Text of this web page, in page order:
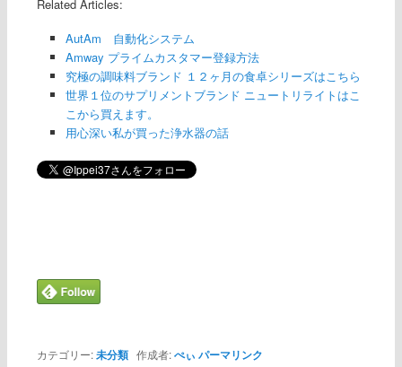
Related Articles:
AutAm 自動化システム
Amway プライムカスタマー登録方法
究極の調味料ブランド １２ヶ月の食卓シリーズはこちら
世界１位のサプリメントブランド ニュートリライトはこ
こから買えます。
用心深い私が買った浄水器の話
カテゴリー:未分類作成者:ぺぃ パーマリンク